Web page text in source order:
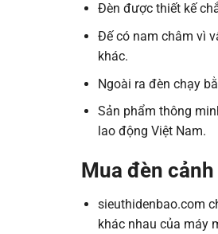
Đèn được thiết kế
Đế có nam châm vì
khác.
Ngoài ra đèn chạy
Sản phẩm thông
lao động Việt Nam.
Mua đèn
sieuthidenbao.com
khác nhau của máy